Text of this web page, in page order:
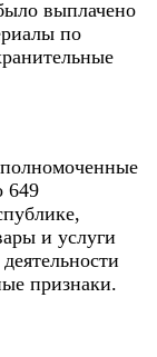
выплачено
по
649
и услуги
признаки.